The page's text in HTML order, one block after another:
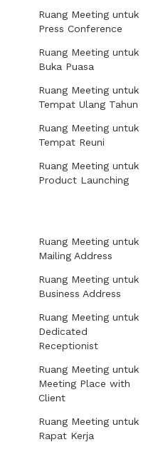
Ruang Meeting untuk
Press Conference
Ruang Meeting untuk
Buka Puasa
Ruang Meeting untuk
Tempat Ulang Tahun
Ruang Meeting untuk
Tempat Reuni
Ruang Meeting untuk
Product Launching
Ruang Meeting untuk
Mailing Address
Ruang Meeting untuk
Business Address
Ruang Meeting untuk
Dedicated
Receptionist
Ruang Meeting untuk
Meeting Place with
Client
Ruang Meeting untuk
Rapat Kerja